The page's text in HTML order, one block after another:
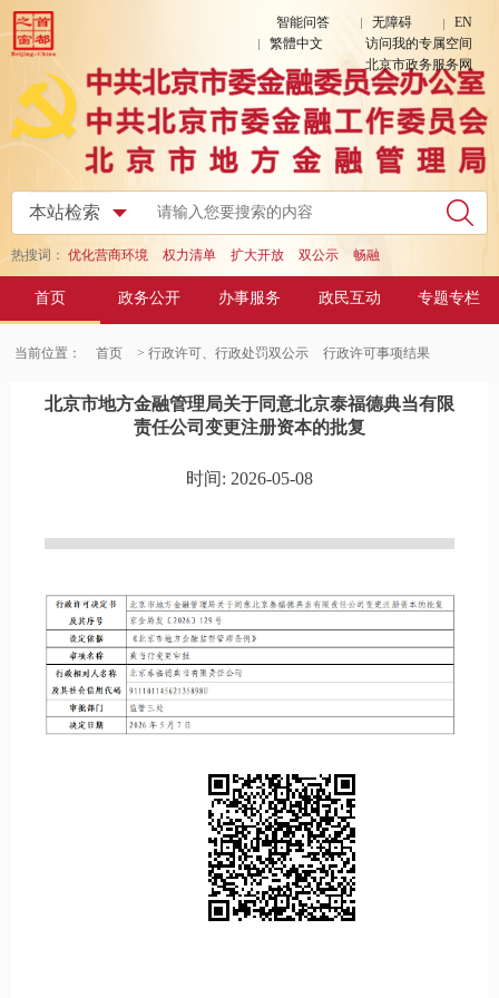
智能问答 无障碍
EN
繁體中文
访问我的专属空间
北京市政务服务网
热搜词： 优化营商环境 权力清单 扩大开放 双公示 畅融
首页 政务公开 办事服务 政民互动 专题专栏
当前位置： 首页 > 行政许可、行政处罚双公示 行政许可事项结果
北京市地方金融管理局关于同意北京泰福德典当有限
责任公司变更注册资本的批复
时间: 2026-05-08